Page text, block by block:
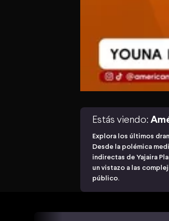
Estás viendo:
Explora los últimos
Desde la polémica
indirectas de Yajaira
un vistazo a las
público.